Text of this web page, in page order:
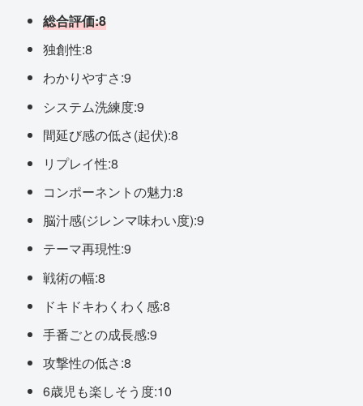
総合評価:8
独創性:8
わかりやすさ:9
システム洗練度:9
間延び感の低さ(起伏):8
リプレイ性:8
コンポーネントの魅力:8
脳汁感(ジレンマ味わい度):9
テーマ再現性:9
戦術の幅:8
ドキドキわくわく感:8
手番ごとの成長感:9
攻撃性の低さ:8
6歳児も楽しそう度:10